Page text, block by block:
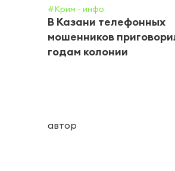
#Крим - инфо
В Казани телефонных
мошенников
годам колонии
автор